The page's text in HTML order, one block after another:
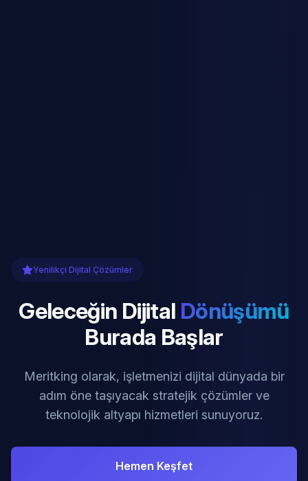
Yenilikçi Dijital Çözümler
Geleceğin Dijital Dönüşümü
Burada Başlar
Meritking olarak, işletmenizi dijital dünyada bir
adım öne taşıyacak stratejik çözümler ve
teknolojik altyapı hizmetleri sunuyoruz.
Hemen Keşfet